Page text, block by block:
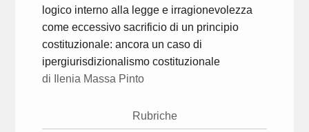
logico interno alla legge e irragionevolezza
come eccessivo sacrificio di un principio
costituzionale: ancora un caso di
ipergiurisdizionalismo costituzionale
di Ilenia Massa Pinto
Rubriche